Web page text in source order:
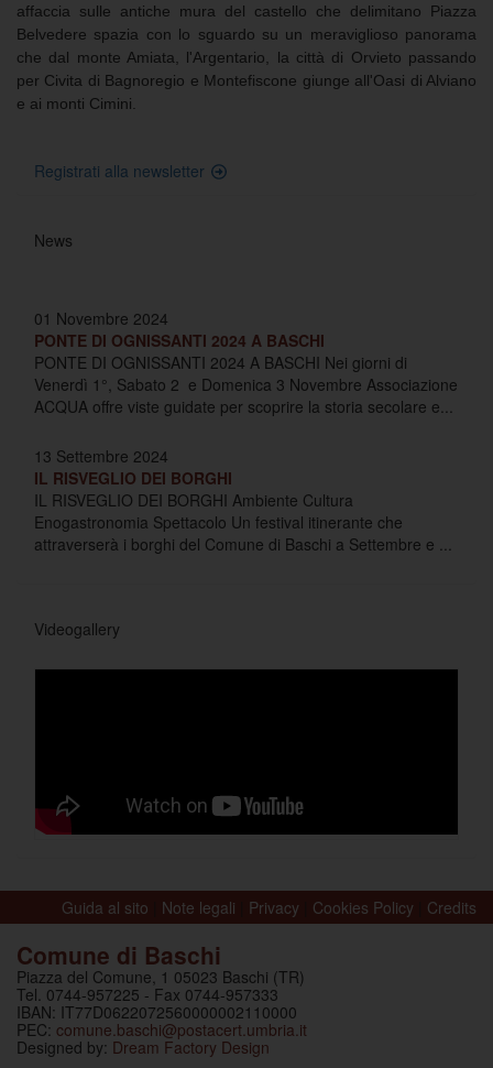
affaccia sulle antiche mura del castello che delimitano Piazza
Belvedere spazia con lo sguardo su un meraviglioso panorama
che dal monte Amiata, l'Argentario, la città di Orvieto passando
per Civita di Bagnoregio e Montefiscone giunge all'Oasi di Alviano
e ai monti Cimini.
Registrati alla newsletter
News
01 Novembre 2024
PONTE DI OGNISSANTI 2024 A BASCHI
PONTE DI OGNISSANTI 2024 A BASCHI Nei giorni di
Venerdì 1°, Sabato 2 e Domenica 3 Novembre Associazione
ACQUA offre viste guidate per scoprire la storia secolare e...
13 Settembre 2024
IL RISVEGLIO DEI BORGHI
IL RISVEGLIO DEI BORGHI Ambiente Cultura
Enogastronomia Spettacolo Un festival itinerante che
attraverserà i borghi del Comune di Baschi a Settembre e ...
Videogallery
Guida al sito Note legali Privacy Cookies Policy Credits
Comune di Baschi
Piazza del Comune, 1 05023 Baschi (TR)
Tel. 0744-957225 - Fax 0744-957333
IBAN: IT77D0622072560000002110000
PEC: comune.baschi@postacert.umbria.it
Designed by: Dream Factory Design